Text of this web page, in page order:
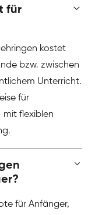
für
kostet
bzw. zwischen
Unterricht.
für
mit flexiblen
für Anfänger,